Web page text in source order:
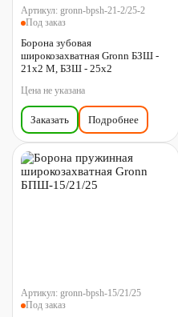
Артикул: gronn-bpsh-21-2/25-2
Под заказ
Борона зубовая
широкозахватная Gronn БЗШ -
21х2 М, БЗШ - 25х2
Цена не указана
Заказать Подробнее
Артикул: gronn-bpsh-15/21/25
Под заказ